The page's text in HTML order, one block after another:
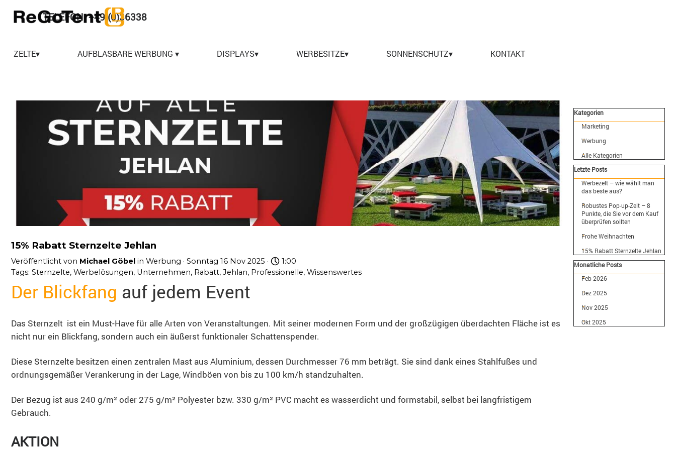
TELEFON: +49 (0)36338
578474
ZELTE▾ AUFBLASBARE WERBUNG ▾ DISPLAYS▾ WERBESITZE▾ SONNENSCHUTZ▾ KONTAKT
15% Rabatt Sternzelte Jehlan
Veröffentlicht von Michael Göbel in Werbung · Sonntag 16 Nov 2025 ·
1:00
Tags: Sternzelte, Werbelösungen, Unternehmen, Rabatt, Jehlan, Professionelle, Wissenswertes
Der Blickfang auf jedem Event
Das Sternzelt ist ein Must-Have für alle Arten von Veranstaltungen. Mit seiner modernen Form und der großzügigen überdachten Fläche ist es
nicht nur ein Blickfang, sondern auch ein äußerst funktionaler Schattenspender.
Diese Sternzelte besitzen einen zentralen Mast aus Aluminium, dessen Durchmesser 76 mm beträgt. Sie sind dank eines Stahlfußes und
ordnungsgemäßer Verankerung in der Lage, Windböen von bis zu 100 km/h standzuhalten.
Der Bezug ist aus 240 g/m² oder 275 g/m² Polyester bzw. 330 g/m² PVC macht es wasserdicht und formstabil, selbst bei langfristigem
Gebrauch.
AKTION
Block überspringen Kategorien
Kategorien
Marketing
Werbung
Alle Kategorien
Block überspringen Letzte
Letzte Posts
Werbezelt – wie wählt man
das beste aus?
Robustes Pop-up-Zelt – 8
Punkte, die Sie vor dem Kauf
überprüfen sollten
Frohe Weihnachten
15% Rabatt Sternzelte Jehlan
Block überspringen
Monatliche Posts
Feb 2026
Dez 2025
Nov 2025
Okt 2025